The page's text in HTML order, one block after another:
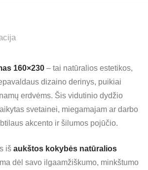
160×230 – tai natūralios estetikos,
dizaino derinys, puikiai
erdvėms. Šis vidutinio dydžio
svetainei, miegamajam ar darbo
akcento ir šilumos pojūčio.
iš aukštos kokybės natūralios
dėl savo ilgaamžiškumo, minkštumo